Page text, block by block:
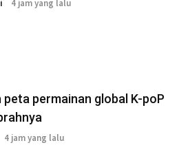
4 jam yang lalu
peta permainan global K-poP
4 jam yang lalu